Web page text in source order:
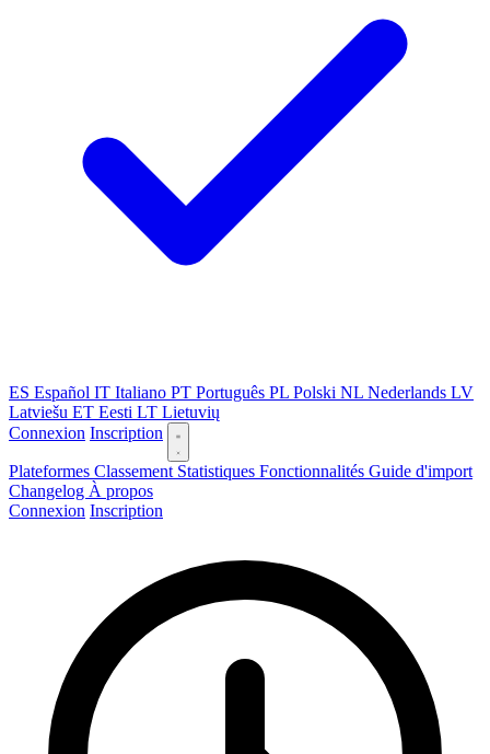
ES Español IT Italiano PT Português PL Polski NL Nederlands LV
Latviešu ET Eesti LT Lietuvių
Connexion Inscription
Plateformes Classement Statistiques Fonctionnalités Guide d'import
Changelog À propos
Connexion Inscription